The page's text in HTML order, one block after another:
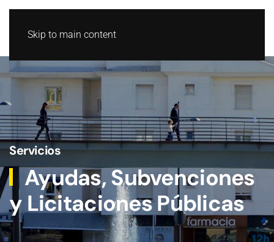
Skip to main content
Servicios
Ayudas, Subvenciones
y Licitaciones Públicas